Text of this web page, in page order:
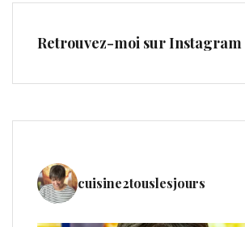
Retrouvez-moi sur Instagram
cuisine2touslesjours